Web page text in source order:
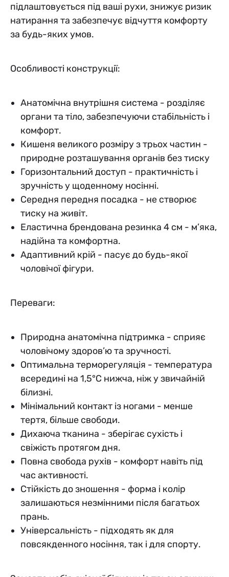
підлаштовується під ваші рухи, знижує ризик
натирання та забезпечує відчуття комфорту
за будь-яких умов.
Особливості конструкції:
Анатомічна внутрішня система - розділяє
органи та тіло, забезпечуючи стабільність і
комфорт.
Кишеня великого розміру з трьох частин -
природне розташування органів без тиску
Горизонтальний доступ - практичність і
зручність у щоденному носінні.
Середня передня посадка - не створює
тиску на живіт.
Еластична брендована резинка 4 см - м’яка,
надійна та комфортна.
Адаптивний крій - пасує до будь-якої
чоловічої фігури.
Переваги:
Природна анатомічна підтримка - сприяє
чоловічому здоров’ю та зручності.
Оптимальна терморегуляція - температура
всередині на 1,5°C нижча, ніж у звичайній
білизні.
Мінімальний контакт із ногами - менше
тертя, більше свободи.
Дихаюча тканина - зберігає сухість і
свіжість протягом дня.
Повна свобода рухів - комфорт навіть під
час активності.
Стійкість до зношення - форма і колір
залишаються незмінними після багатьох
прань.
Універсальність - підходять як для
повсякденного носіння, так і для спорту.